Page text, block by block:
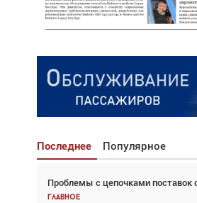
Последнее Популярное
Проблемы с цепочками поставок
Главное
Взгляд с высоты: тандем
спасательных операциях